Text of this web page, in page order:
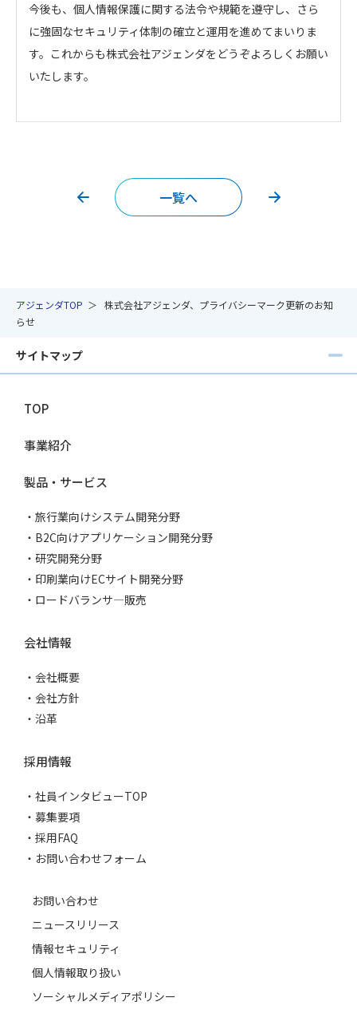
今後も、個人情報保護に関する法令や規範を遵守し、さら
に強固なセキュリティ体制の確立と運用を進めてまいりま
す。これからも株式会社アジェンダをどうぞよろしくお願い
いたします。
一覧へ
アジェンダTOP
株式会社アジェンダ、プライバシーマーク更新のお知
らせ
サイトマップ
TOP
事業紹介
製品・サービス
旅行業向けシステム開発分野
B2C向けアプリケーション開発分野
研究開発分野
印刷業向けECサイト開発分野
ロードバランサ―販売
会社情報
会社概要
会社方針
沿革
採用情報
社員インタビューTOP
募集要項
採用FAQ
お問い合わせフォーム
お問い合わせ
ニュースリリース
情報セキュリティ
個人情報取り扱い
ソーシャルメディアポリシー